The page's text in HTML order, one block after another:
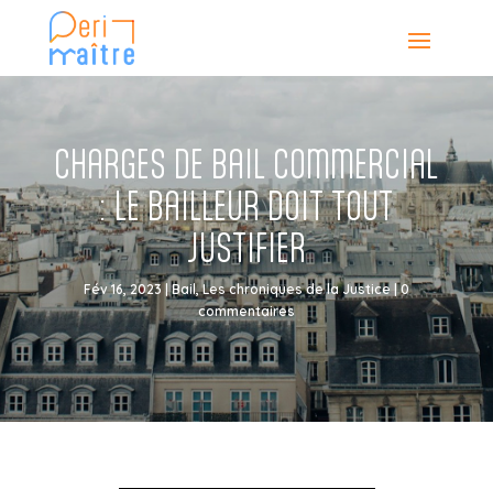
CHARGES DE BAIL COMMERCIAL
: LE BAILLEUR DOIT TOUT
JUSTIFIER
Fév 16, 2023|Bail,Les chroniques de la Justice|0
commentaires